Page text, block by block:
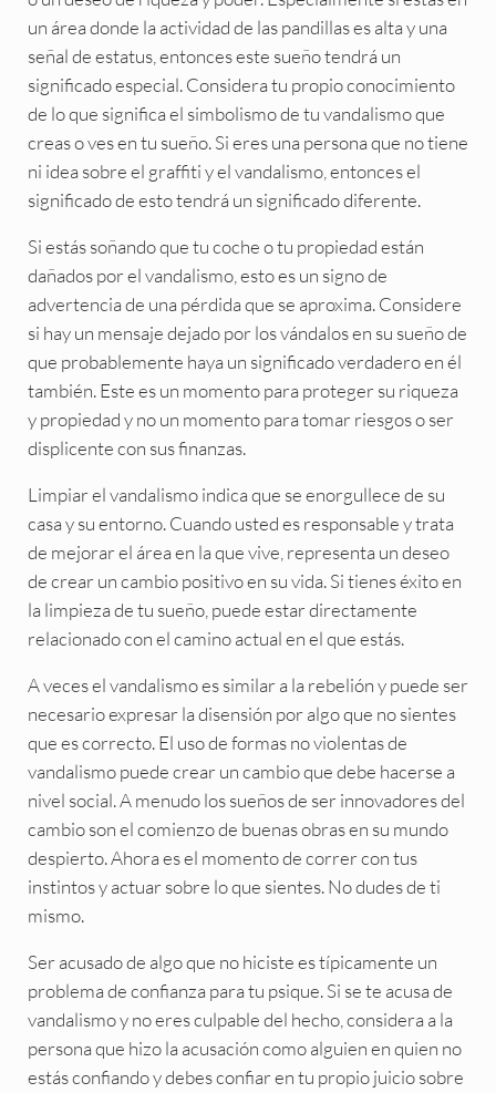
un área donde la actividad de las pandillas es alta y una
señal de estatus, entonces este sueño tendrá un
significado especial. Considera tu propio conocimiento
de lo que significa el simbolismo de tu vandalismo que
creas o ves en tu sueño. Si eres una persona que no tiene
ni idea sobre el graffiti y el vandalismo, entonces el
significado de esto tendrá un significado diferente.
Si estás soñando que tu coche o tu propiedad están
dañados por el vandalismo, esto es un signo de
advertencia de una pérdida que se aproxima. Considere
si hay un mensaje dejado por los vándalos en su sueño de
que probablemente haya un significado verdadero en él
también. Este es un momento para proteger su riqueza
y propiedad y no un momento para tomar riesgos o ser
displicente con sus finanzas.
Limpiar el vandalismo indica que se enorgullece de su
casa y su entorno. Cuando usted es responsable y trata
de mejorar el área en la que vive, representa un deseo
de crear un cambio positivo en su vida. Si tienes éxito en
la limpieza de tu sueño, puede estar directamente
relacionado con el camino actual en el que estás.
A veces el vandalismo es similar a la rebelión y puede ser
necesario expresar la disensión por algo que no sientes
que es correcto. El uso de formas no violentas de
vandalismo puede crear un cambio que debe hacerse a
nivel social. A menudo los sueños de ser innovadores del
cambio son el comienzo de buenas obras en su mundo
despierto. Ahora es el momento de correr con tus
instintos y actuar sobre lo que sientes. No dudes de ti
mismo.
Ser acusado de algo que no hiciste es típicamente un
problema de confianza para tu psique. Si se te acusa de
vandalismo y no eres culpable del hecho, considera a la
persona que hizo la acusación como alguien en quien no
estás confiando y debes confiar en tu propio juicio sobre